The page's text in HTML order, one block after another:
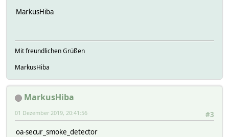
MarkusHiba
Mit freundlichen Grüßen
MarkusHiba
MarkusHiba
#3
01 Dezember 2019, 20:41:56
oa-secur_smoke_detector